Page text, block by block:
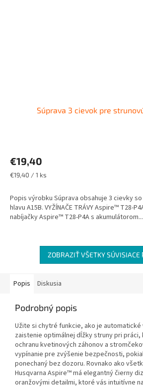
Súprava 3 cievok pre
€19,40
Jednotková
€19,40 / 1 ks
Popis výrobku Súprava obsahuje 3 cievky
hlavu A15B. VYŽÍNAČE TRÁVY Aspire™ T28-
nabíjačky Aspire™ T28-P4A s akumulátorom...
ZOBRAZIŤ VŠETKY SÚVISIACE
Popis Diskusia
Podrobný popis
Užite si chytré funkcie, ako je automatické
zaistenie optimálnej dĺžky struny pri práci,
ochranu kvetinových záhonov a
vypínanie pre zvýšenie bezpečnosti,
ponechaný bez dozoru. Rovnako ako
Husqvarna Aspire™ má elegantný čierny
oranžovými detailmi, ktoré vás intuitívne